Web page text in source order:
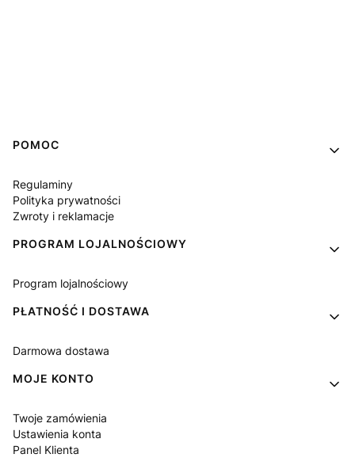
Linki w stopce
POMOC
Regulaminy
Polityka prywatności
Zwroty i reklamacje
PROGRAM LOJALNOŚCIOWY
Program lojalnościowy
PŁATNOŚĆ I DOSTAWA
Darmowa dostawa
MOJE KONTO
Twoje zamówienia
Ustawienia konta
Panel Klienta